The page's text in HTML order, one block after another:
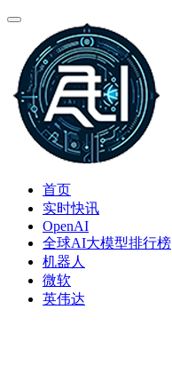
首页
实时快讯
OpenAI
全球AI大模型排行榜
机器人
微软
英伟达